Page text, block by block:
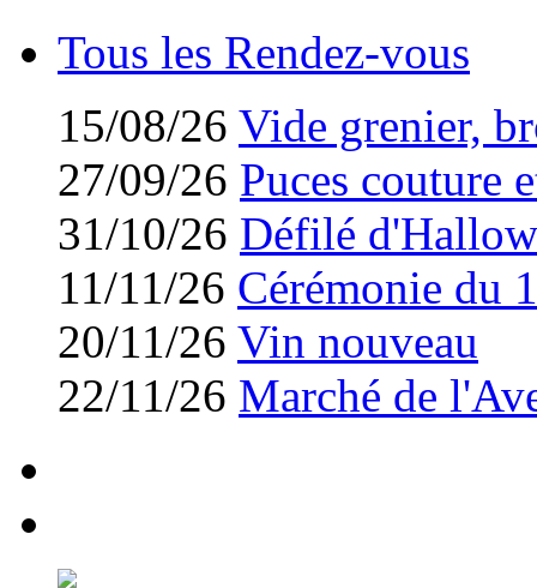
Tous les Rendez-vous
15/08/26 Vide grenier,
27/09/26 Puces couture
31/10/26 Défilé
11/11/26 Cérémonie du
20/11/26 Vin nouveau
22/11/26 Marché de